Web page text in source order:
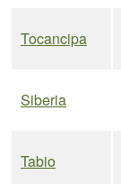
Tocancipa
Siberia
Tabio